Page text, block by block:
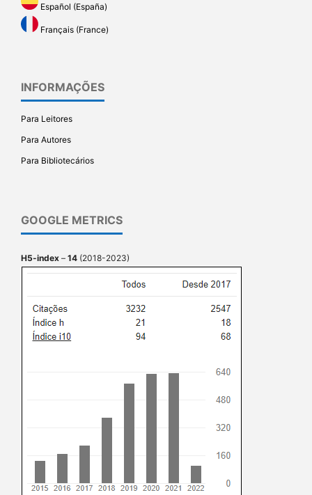
Español (España)
Français (France)
INFORMAÇÕES
Para Leitores
Para Autores
Para Bibliotecários
GOOGLE METRICS
H5-index – 14 (2018-2023)